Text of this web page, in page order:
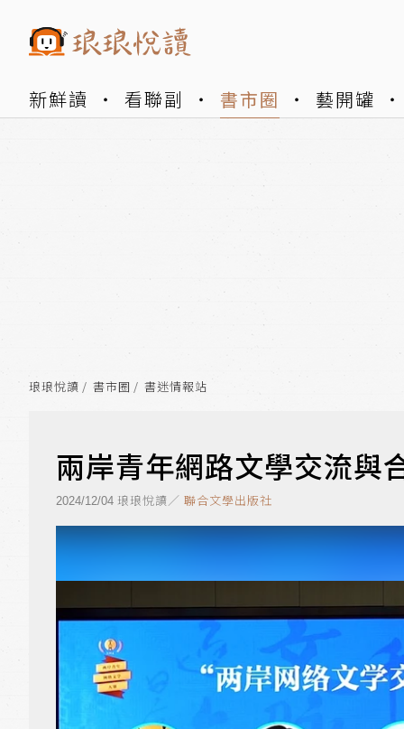
新鮮讀 看聯副 書市圈 藝開罐
琅琅悅讀 書市圈 書迷情報站
兩岸青年網路文學交流與
2024/12/04 琅琅悅讀／ 聯合文學出版社